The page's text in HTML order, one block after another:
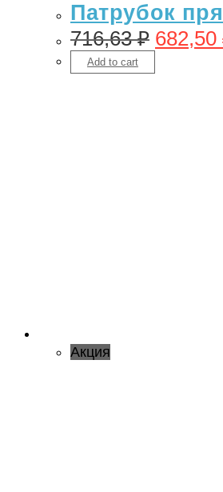
Патрубок
716,63₽ 682,50
Add to cart
Акция